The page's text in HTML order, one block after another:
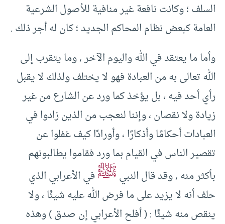
السلف ؛ وكانت نافعة غير منافية للأصول الشرعية
العامة كبعض نظام المحاكم الجديد ؛ كان له أجر ذلك .
وأما ما يعتقد في الله واليوم الآخر , وما يتقرب إلى
الله تعالى به من العبادة فهو لا يختلف ولذلك لا يقبل
رأي أحد فيه ، بل يؤخذ كما ورد عن الشارع من غير
زيادة ولا نقصان ، وإننا لنعجب من الذين زادوا في
العبادات أحكامًا وأذكارًا ، وأورادًا كيف غفلوا عن
تقصير الناس في القيام بما ورد فقاموا يطالبونهم
بأكثر منه , وقد قال النبيﷺفي الأعرابي الذي
حلف أنه لا يزيد على ما فرض الله عليه شيئًا ، ولا
ينقص منه شيئًا : ( أفلح الأعرابي إن صدق ) وهذه